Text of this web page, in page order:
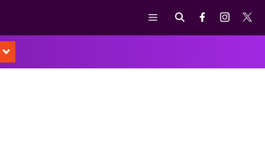
Μενού